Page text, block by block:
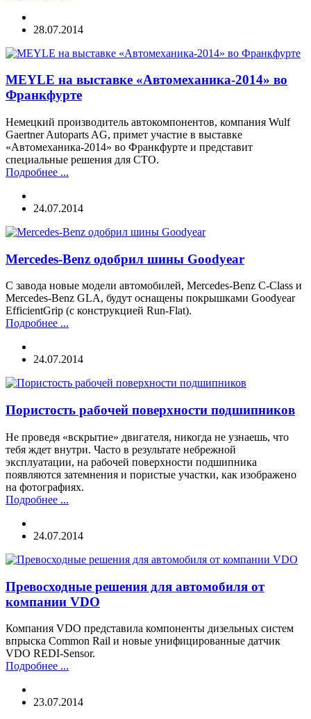
28.07.2014
MEYLE на выставке «Автомеханика-2014» во
Франкфурте
Немецкий производитель автокомпонентов, компания Wulf
Gaertner Autoparts AG, примет участие в выставке
«Автомеханика-2014» во Франкфурте и представит
специальные решения для СТО.
Подробнее ...
24.07.2014
Mercedes-Benz одобрил шины Goodyear
С завода новые модели автомобилей, Mercedes-Benz C-Class и
Mercedes-Benz GLA, будут оснащены покрышками Goodyear
EfficientGrip (с конструкцией Run-Flat).
Подробнее ...
24.07.2014
Пористость рабочей поверхности подшипников
Не проведя «вскрытие» двигателя, никогда не узнаешь, что
тебя ждет внутри. Часто в результате небрежной
эксплуатации, на рабочей поверхности подшипника
появляются затемнения и пористые участки, как изображено
на фотографиях.
Подробнее ...
24.07.2014
Превосходные решения для автомобиля от
компании VDO
Компания VDO представила компоненты дизельных систем
впрыска Common Rail и новые унифицированные датчик
VDO REDI-Sensor.
Подробнее ...
23.07.2014